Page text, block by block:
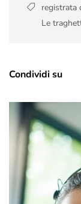
registrata
Le
Condividi su